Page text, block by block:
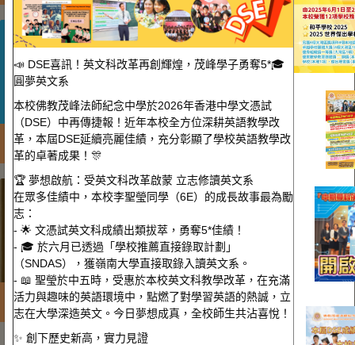
全民國家安全教育日
學校通告
📣 DSE喜訊！英文科改革再創輝煌，茂峰學子勇奪5*🎓
圓夢英文系
本校佛教茂峰法師紀念中學於2026年香港中學文憑試
（DSE）中再傳捷報！近年本校全方位深耕英語教學改
革，本屆DSE延續亮麗佳績，充分彰顯了學校英語教學改
革的卓著成果！🎊
🏆 夢想啟航：受英文科改革啟蒙 立志修讀英文系
在眾多佳績中，本校李聖瑩同學（6E）的成長故事最為勵
志：
- 🌟 文憑試英文科成績出類拔萃，勇奪5*佳績！
- 🎓 於六月已透過「學校推薦直接錄取計劃」
（SNDAS），獲嶺南大學直接取錄入讀英文系。
- 📖 聖瑩於中五時，受惠於本校英文科教學改革，在充滿
活力與趣味的英語環境中，點燃了對學習英語的熱誠，立
志在大學深造英文。今日夢想成真，全校師生共沾喜悅！
✨ 創下歷史新高，實力見證